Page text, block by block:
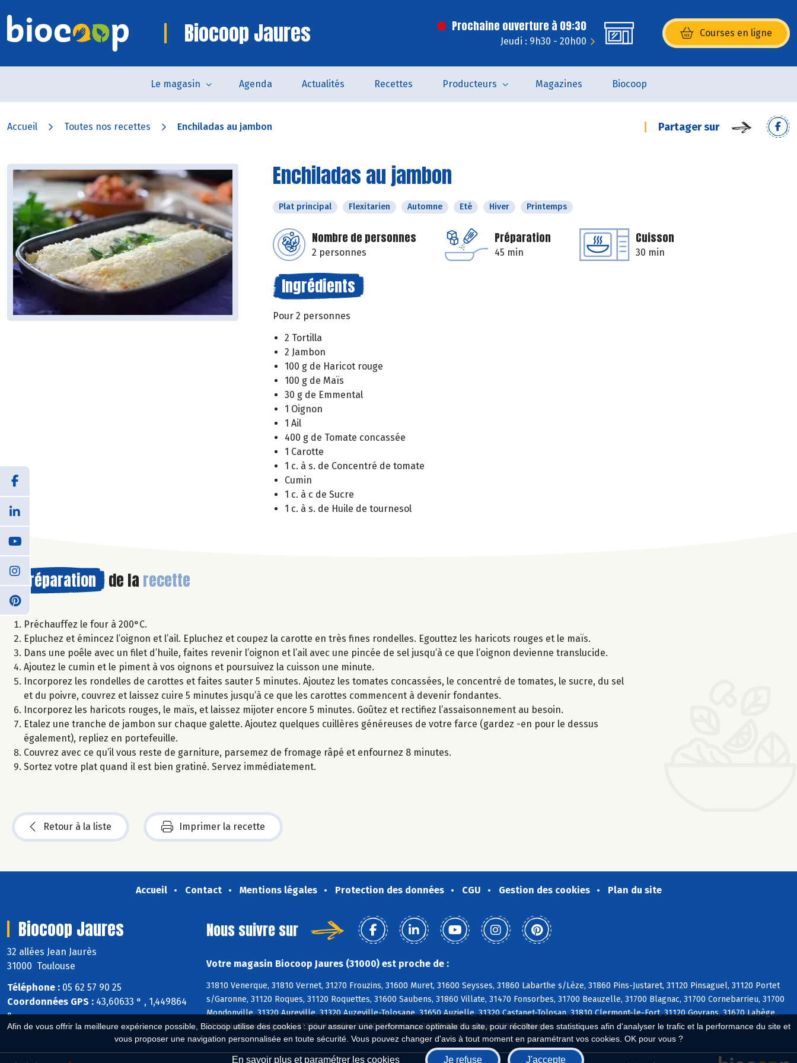
Afin de vous offrir la meilleure expérience possible, Biocoop utilise des cookies : pour assurer une performance optimale du site, pour récolter des statistiques afin d'analyser le trafic et la performance du site et
vous proposer une navigation personnalisée en toute sécurité. Vous pouvez changer d'avis à tout moment en paramétrant vos cookies. OK pour vous ?
En savoir plus et paramétrer les cookies Je refuse J'accepte
Biocoop Jaures Prochaine ouverture à 09:30
Jeudi : 9h30 - 20h00
Courses en ligne
(s’ouvre dans une nouvelle
Le magasin Agenda Actualités Recettes Producteurs Magazines Biocoop
Accueil Toutes nos recettes Enchiladas au jambon Partager sur
Enchiladas au jambon
Plat principal Flexitarien Automne Eté Hiver Printemps
Nombre de personnes
2 personnes
Préparation
45 min
Cuisson
30 min
Ingrédients
Pour 2 personnes
2 Tortilla
2 Jambon
100 g de Haricot rouge
100 g de Maïs
30 g de Emmental
1 Oignon
1 Ail
400 g de Tomate concassée
1 Carotte
1 c. à s. de Concentré de tomate
Cumin
1 c. à c de Sucre
1 c. à s. de Huile de tournesol
Préparation de la recette
Préchauffez le four à 200°C.
Epluchez et émincez l’oignon et l’ail. Epluchez et coupez la carotte en très fines rondelles. Egouttez les haricots rouges et le maïs.
Dans une poêle avec un filet d’huile, faites revenir l’oignon et l’ail avec une pincée de sel jusqu’à ce que l’oignon devienne translucide.
Ajoutez le cumin et le piment à vos oignons et poursuivez la cuisson une minute.
Incorporez les rondelles de carottes et faites sauter 5 minutes. Ajoutez les tomates concassées, le concentré de tomates, le sucre, du sel
et du poivre, couvrez et laissez cuire 5 minutes jusqu’à ce que les carottes commencent à devenir fondantes.
Incorporez les haricots rouges, le maïs, et laissez mijoter encore 5 minutes. Goûtez et rectifiez l’assaisonnement au besoin.
Etalez une tranche de jambon sur chaque galette. Ajoutez quelques cuillères généreuses de votre farce (gardez -en pour le dessus
également), repliez en portefeuille.
Couvrez avec ce qu’il vous reste de garniture, parsemez de fromage râpé et enfournez 8 minutes.
Sortez votre plat quand il est bien gratiné. Servez immédiatement.
Retour à la liste Imprimer la recette
Accueil Contact Mentions légales Protection des données CGU Gestion des cookies Plan du site
Biocoop Jaures
32 allées Jean Jaurès
31000 Toulouse
Téléphone : 05 62 57 90 25
Coordonnées GPS : 43,60633 ° , 1,449864
°
Nous suivre sur
Votre magasin Biocoop Jaures (31000) est proche de :
31810 Venerque, 31810 Vernet, 31270 Frouzins, 31600 Muret, 31600 Seysses, 31860 Labarthe s/Lèze, 31860 Pins-Justaret, 31120 Pinsaguel, 31120 Portet
s/Garonne, 31120 Roques, 31120 Roquettes, 31600 Saubens, 31860 Villate, 31470 Fonsorbes, 31700 Beauzelle, 31700 Blagnac, 31700 Cornebarrieu, 31700
Mondonville, 31320 Aureville, 31320 Auzeville-Tolosane, 31650 Auzielle, 31320 Castanet-Tolosan, 31810 Clermont-le-Fort, 31120 Goyrans, 31670 Labège,
31120 Lacroix-Falgarde, 31320 Mervilla, 31320 Péchabou, 31320 Pechbusque, 31320 Rebigue